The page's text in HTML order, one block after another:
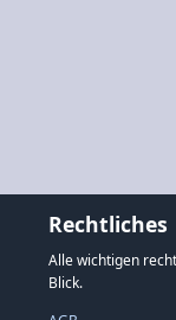
Rechtliches
Alle wichtigen
Blick.